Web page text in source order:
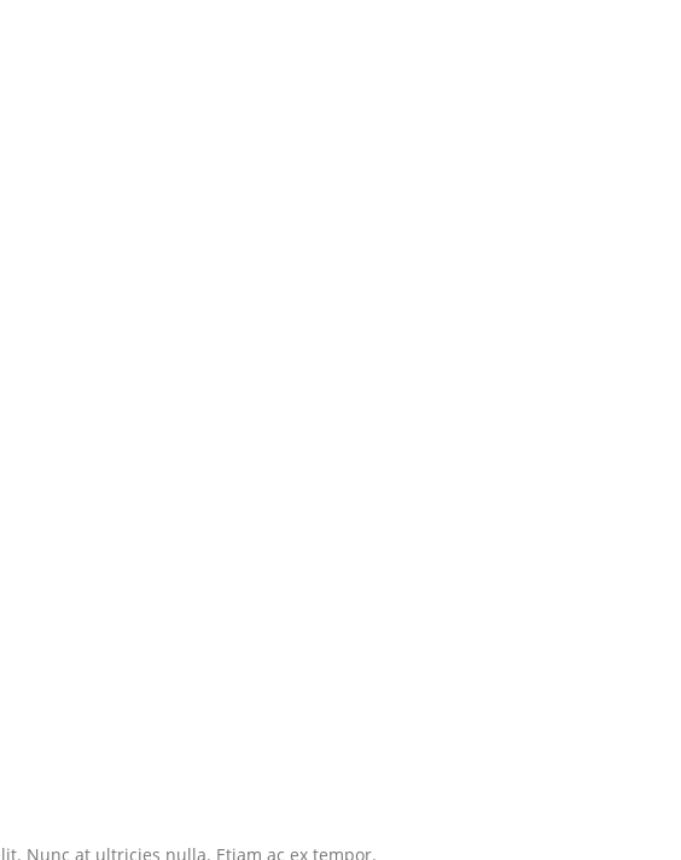
Nunc at ultricies nulla. Etiam ac ex tempor.